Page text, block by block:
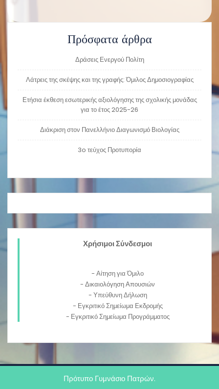
Πρόσφατα άρθρα
Δράσεις Ενεργού Πολίτη
Λάτρεις της σκέψης και της γραφής: Όμιλος Δημοσιογραφίας
Ετήσια έκθεση εσωτερικής αξιολόγησης της σχολικής μονάδας
για το έτος 2025-26
Διάκριση στον Πανελλήνιο Διαγωνισμό Βιολογίας
3o τεύχος Προτυπορία
Χρήσιμοι Σύνδεσμοι
-Αίτηση για Όμιλο
- Δικαιολόγηση Απουσιών
- Υπεύθυνη Δήλωση
- Εγκριτικό Σημείωμα Εκδρομής
- Εγκριτικό Σημείωμα Προγράμματος
Πρότυπο Γυμνάσιο Πατρών.